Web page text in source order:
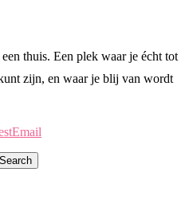
thuis. Een plek waar je écht tot
zijn, en waar je blij van wordt
Email